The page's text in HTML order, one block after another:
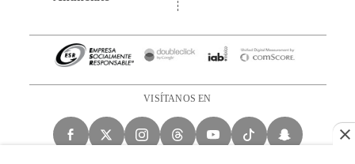
VISÍTANOS EN